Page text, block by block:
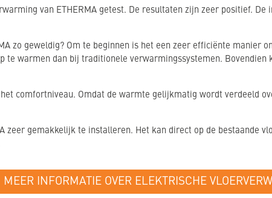
van ETHERMA getest. De resultaten zijn zeer positief.
zo geweldig? Om te beginnen is het een zeer efficiënte manier
warmen dan bij traditionele verwarmingssystemen.
comfortniveau. Omdat de warmte gelijkmatig wordt verdeeld
zeer gemakkelijk te installeren. Het kan direct op de bestaande
MEER INFORMATIE OVER ELEKTRISCHE